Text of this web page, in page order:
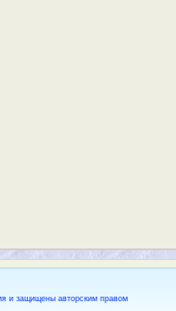
и защищены авторским правом